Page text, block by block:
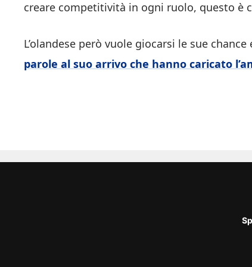
creare competitività in ogni ruolo, questo è
L’olandese però vuole giocarsi le sue
parole al suo arrivo che hanno caricato